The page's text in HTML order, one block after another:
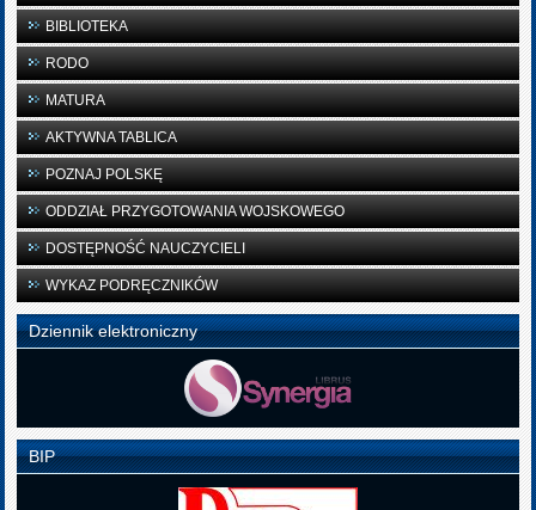
BIBLIOTEKA
RODO
MATURA
AKTYWNA TABLICA
POZNAJ POLSKĘ
ODDZIAŁ PRZYGOTOWANIA WOJSKOWEGO
DOSTĘPNOŚĆ NAUCZYCIELI
WYKAZ PODRĘCZNIKÓW
Dziennik elektroniczny
BIP